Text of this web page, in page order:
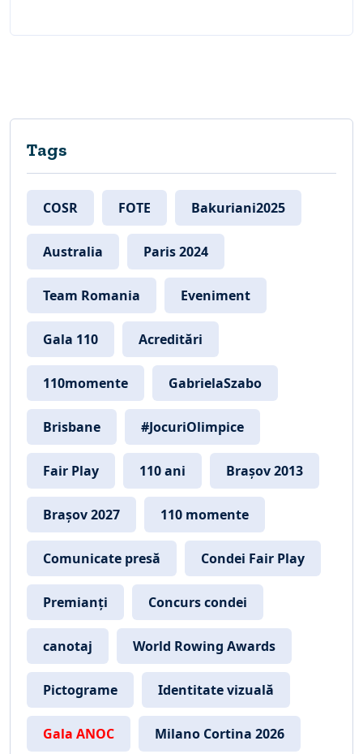
Tags
COSR FOTE Bakuriani2025
Australia Paris 2024
Team Romania Eveniment
Gala 110 Acreditări
110momente GabrielaSzabo
Brisbane #JocuriOlimpice
Fair Play 110 ani Brașov 2013
Brașov 2027 110 momente
Comunicate presă Condei Fair Play
Premianți Concurs condei
canotaj World Rowing Awards
Pictograme Identitate vizuală
Gala ANOC Milano Cortina 2026